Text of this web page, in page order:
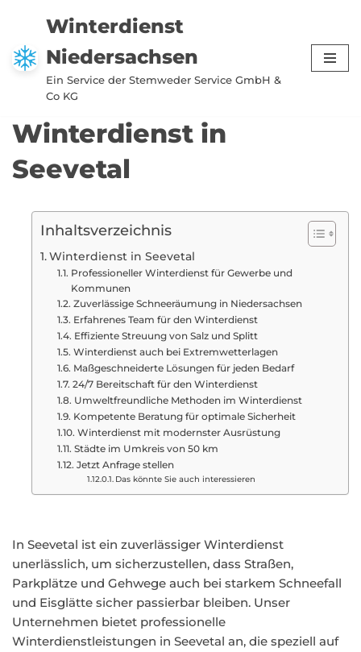
Zum
Inhalt
springen
Winterdienst
Niedersachsen
Ein Service der Stemweder Service GmbH &
Co KG
Winterdienst in
Seevetal
Inhaltsverzeichnis
Winterdienst in Seevetal
Professioneller Winterdienst für Gewerbe und
Kommunen
Zuverlässige Schneeräumung in Niedersachsen
Erfahrenes Team für den Winterdienst
Effiziente Streuung von Salz und Splitt
Winterdienst auch bei Extremwetterlagen
Maßgeschneiderte Lösungen für jeden Bedarf
24/7 Bereitschaft für den Winterdienst
Umweltfreundliche Methoden im Winterdienst
Kompetente Beratung für optimale Sicherheit
Winterdienst mit modernster Ausrüstung
Städte im Umkreis von 50 km
Jetzt Anfrage stellen
Das könnte Sie auch interessieren
In Seevetal ist ein zuverlässiger Winterdienst
unerlässlich, um sicherzustellen, dass Straßen,
Parkplätze und Gehwege auch bei starkem Schneefall
und Eisglätte sicher passierbar bleiben. Unser
Unternehmen bietet professionelle
Winterdienstleistungen in Seevetal an, die speziell auf